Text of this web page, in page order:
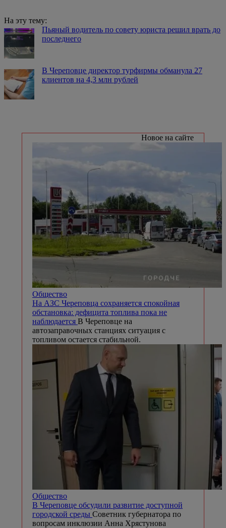
На эту тему:
Пьяный водитель по совету юриста решил врать до
последнего
В Череповце директор турфирмы обманула 27
клиентов на 4,3 млн рублей
Новое на сайте
Общество
На АЗС Череповца сохраняется спокойная
обстановка: дефицита топлива пока не
наблюдается В Череповце на
автозаправочных станциях ситуация с
топливом остается стабильной.
Общество
В Череповце обсудили развитие доступной
городской среды Советник губернатора по
вопросам инклюзии Анна Хрястунова